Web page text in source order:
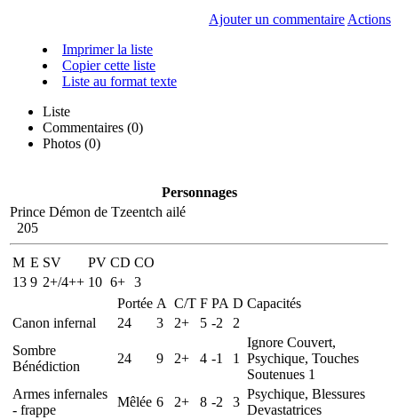
Ajouter un commentaire Actions
Imprimer la liste
Copier cette liste
Liste au format texte
Liste
Commentaires (0)
Photos (0)
Personnages
Prince Démon de Tzeentch ailé
205
M E SV PV CD CO
13 9 2+/4++ 10 6+ 3
Portée A C/T F PA D Capacités
Canon infernal
24 3 2+ 5 -2
2
Sombre
Bénédiction
24 9 2+ 4 -1 1
Ignore Couvert,
Psychique, Touches
Soutenues 1
Armes infernales
- frappe
Mêlée 6 2+ 8 -2 3
Psychique, Blessures
Devastatrices